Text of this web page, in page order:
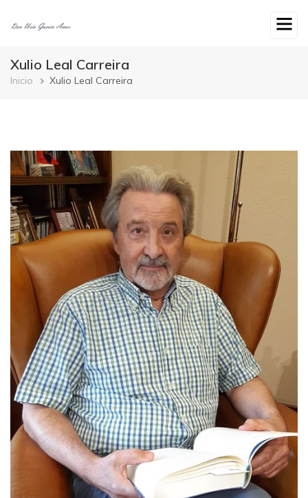
Xulio Leal Carreira
Breadcrumb
Inicio Xulio Leal Carreira